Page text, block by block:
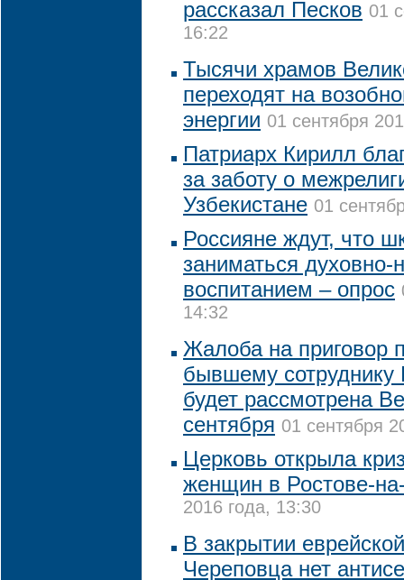
рассказал Песков 01
16:22
Тысячи храмов
переходят на
энергии 01 сентября
Патриарх Кирилл
за заботу о
Узбекистане 01
Россияне ждут, что
заниматься
воспитанием – опрос
14:32
Жалоба на приговор
бывшему сотруднику
будет рассмотрена
сентября 01 сентября
Церковь открыла
женщин в Ростове-
2016 года, 13:30
В закрытии
Череповца нет